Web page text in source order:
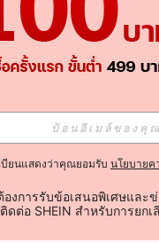
บียนแสดงว่าคุณยอมรับ นโยบายค
งการรับข้อเสนอพิเศษและ
ดต่อ SHEIN สำหรับการยกเ